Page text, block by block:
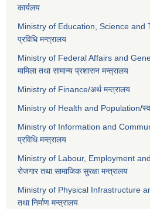
कार्यलय
Ministry of Education, Science and
प्रविधि मन्त्रालय
Ministry of Federal Affairs and
मामिला तथा सामान्य प्रशासन मन्त्रालय
Ministry of Finance/अर्थ मन्त्रालय
Ministry of Health and Population/
Ministry of Information and
प्रविधि मन्त्रालय
Ministry of Labour, Employment
रोजगार तथा सामाजिक सुरक्षा मन्त्रालय
Ministry of Physical Infrastructure
तथा निर्माण मन्त्रालय